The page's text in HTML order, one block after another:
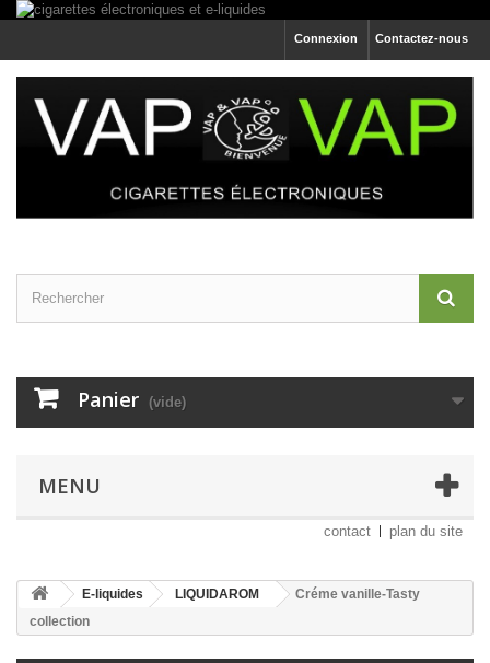
Contactez-nous
Connexion
Panier (vide)
MENU
contact plan du site
E-liquides LIQUIDAROM
Créme vanille-Tasty
collection